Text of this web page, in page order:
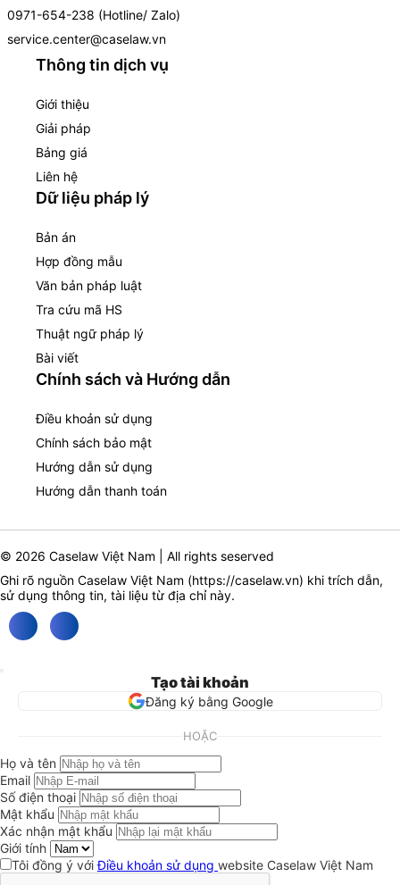
0971-654-238 (Hotline/ Zalo)
service.center@caselaw.vn
Thông tin dịch vụ
Giới thiệu
Giải pháp
Bảng giá
Liên hệ
Dữ liệu pháp lý
Bản án
Hợp đồng mẫu
Văn bản pháp luật
Tra cứu mã HS
Thuật ngữ pháp lý
Bài viết
Chính sách và Hướng dẫn
Điều khoản sử dụng
Chính sách bảo mật
Hướng dẫn sử dụng
Hướng dẫn thanh toán
© 2026 Caselaw Việt Nam | All rights seserved
Ghi rõ nguồn Caselaw Việt Nam (https://caselaw.vn) khi trích dẫn,
sử dụng thông tin, tài liệu từ địa chỉ này.
Tạo tài khoản
Đăng ký bằng Google
HOẶC
Họ và tên
Email
Số điện thoại
Mật khẩu
Xác nhận mật khẩu
Giới tính
Tôi đồng ý vớiĐiều khoản sử dụng website Caselaw Việt Nam